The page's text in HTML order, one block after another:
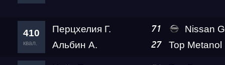
410
квал.
Перцхелия Г. 71
Nissan GTR (R35)
Альбин А.
27